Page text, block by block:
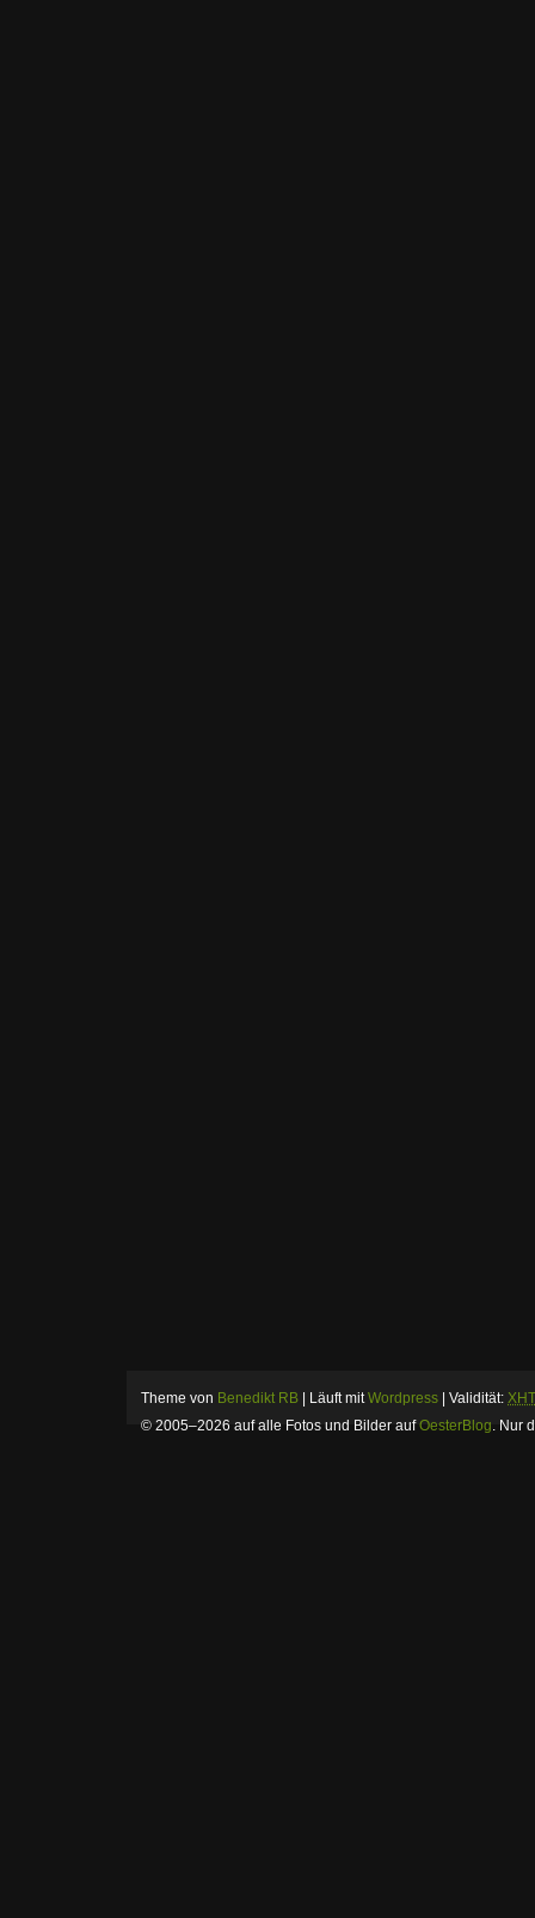
Theme von Benedikt RB | Läuft mitWordpress | Validität:
© 2005–2026 auf alle Fotos und Bilder aufOesterBlog. Nur